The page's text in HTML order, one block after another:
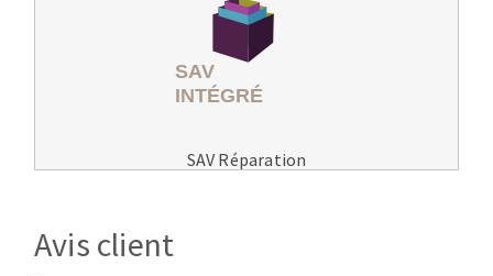
SAV Réparation
Avis client